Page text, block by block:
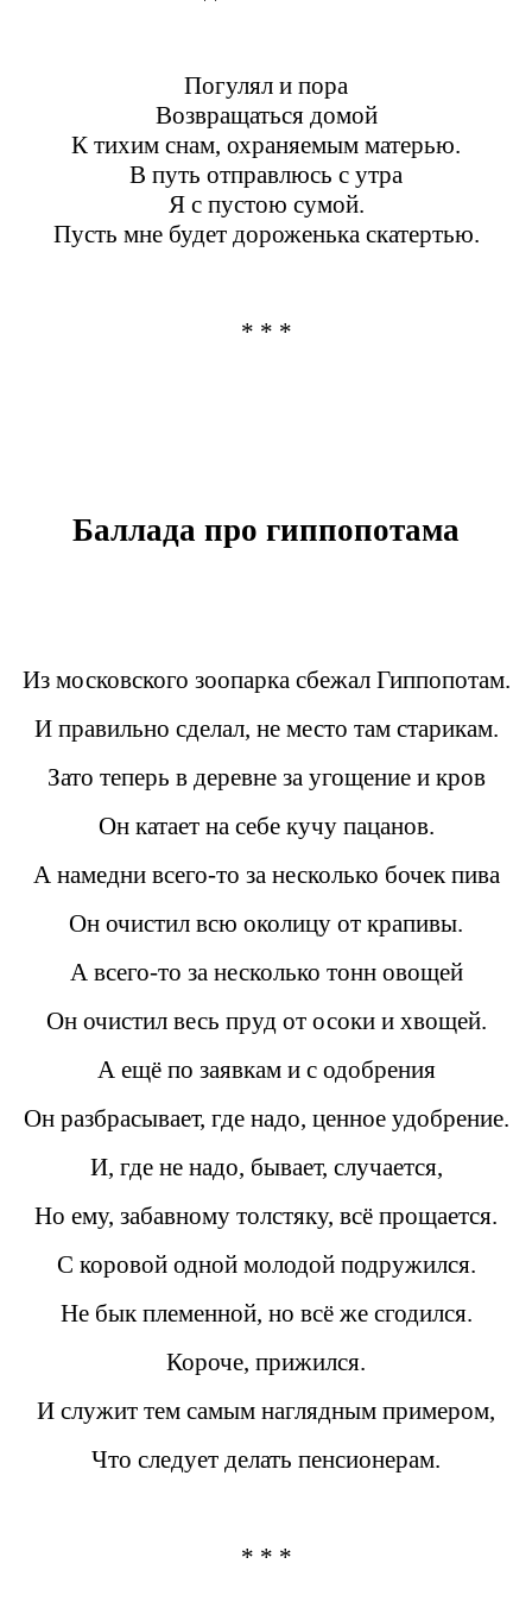
Погулял и пора
Возвращаться домой
К тихим снам, охраняемым матерью.
В путь отправлюсь с утра
Я с пустою сумой.
Пусть мне будет дороженька скатертью.
* * *
Баллада про гиппопотама
Из московского зоопарка сбежал Гиппопотам.
И правильно сделал, не место там старикам.
Зато теперь в деревне за угощение и кров
Он катает на себе кучу пацанов.
А намедни всего-то за несколько бочек пива
Он очистил всю околицу от крапивы.
А всего-то за несколько тонн овощей
Он очистил весь пруд от осоки и хвощей.
А ещё по заявкам и с одобрения
Он разбрасывает, где надо, ценное удобрение.
И, где не надо, бывает, случается,
Но ему, забавному толстяку, всё прощается.
С коровой одной молодой подружился.
Не бык племенной, но всё же сгодился.
Короче, прижился.
И служит тем самым наглядным примером,
Что следует делать пенсионерам.
* * *